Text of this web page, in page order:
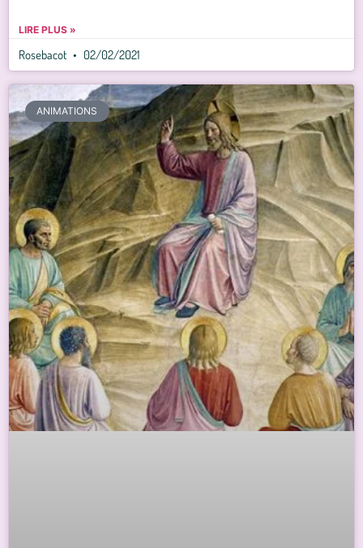
LIRE PLUS »
Rosebacot 02/02/2021
ANIMATIONS